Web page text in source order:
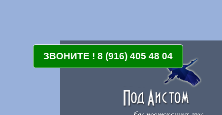
ЗВОНИТЕ ! 8 (916) 405 48 04